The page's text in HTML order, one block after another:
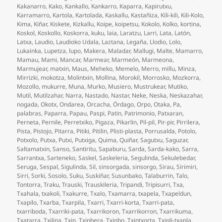
Kakanarro, Kako, Kankallo, Kankarro, Kaparra, Kapirutxu,
Karramarro, Kartola, Kartolada, Kaskallu, Kastañiza, Kili-kili, Kili-Kolo,
Kima, Kiñar, Kiskete, Kizkallu, Koipe, koipetsu, Kokolo, Kolko, kortina,
Koskol, Koskollo, Koskorra, kuku, laia, Laratzu, Larri, Lata, Latón,
Latxa, Laudio, Laudioko Udala, Laztana, Legaña, Llodio, Lolo,
Lukainka, Lupetza, lupo, Makera, Maladar, Mallugi, Malte, Mamarro,
Mamau, Mami, Mancar, Marmear, Marmeón, Marmeona,
Marmujear, matxin, Maus, Meheko, Memelo, Merro, millu, Minza,
Mirrizki, mokotza, Molintxin, Mollina, Morokil, Morrosko, Mozkorra,
Mozollo, mukurre, Muna, Murko, Musiero, Mustrukear, Mutiko,
Mutil, Mutilzahar, Narra, Nastado, Nastar, Neke, Neska, Neskazahar,
nogada,Okotx,Ondarea,Orcacha,Órdago,Orpo,Otaka, Pa,
palabras, Paparra, Papau, Paspi, Patin, Patrimonio, Patxaran,
Perneta, Pernile, Perretxiko, Pigaza, Pikarlin, Pil-pil, Pir-pir, Pirrilera,
Pista, Pistojo, Pitarra, Pitiki, Pitilin, Plisti-plasta, Porrusalda, Potolo,
Potxolo, Putxa, Putxi, Putxiga,Quima,Quiñar,Sagutxu,Saguzar,
Saltamatxin,Sanso,Santiritu,Sapaburu,Sarda,Sarda-kako,Sarra,
Sarrantxa,Sarteneko,Saskel,Saskeleria,Segulinda,Sekulebedar,
Seruga,Sespal,Sigulinda,Sil,sinsorgada,sinsorgo,Sirau,Sirimiri,
Sirri,Sorki,Sosolo,Suku,Suskiñar,Susunbako,Talaburrin,Talo,
Tontorra,Traku,Trauski,Trauskileria,Tripandi,Tripisurri,Txa,
Txahala,txakoli,Txakurre,Txalo,Txamarra,txapela,Txapeldun,
Txapilo,Txarba,Txarpila,Txarri,Txarri-korta,Txarri-pata,
txarriboda,Txarriki-pata,Txarrikoron,Txarrikorron,Txarrikuma,
Txatarra,Txilina,Txin,Txinbera,Txinbo,Txintxorta,Txipli-txapla,